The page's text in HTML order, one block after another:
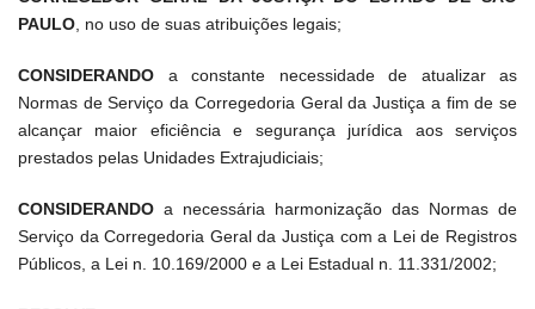
PAULO , no uso de suas atribuições legais;
CONSIDERANDO a constante necessidade de atualizar as
Normas de Serviço da Corregedoria Geral da Justiça a fim de se
alcançar maior eficiência e segurança jurídica aos serviços
prestados pelas Unidades Extrajudiciais;
CONSIDERANDO a necessária harmonização das Normas de
Serviço da Corregedoria Geral da Justiça com a Lei de Registros
Públicos, a Lei n. 10.169/2000 e a Lei Estadual n. 11.331/2002;